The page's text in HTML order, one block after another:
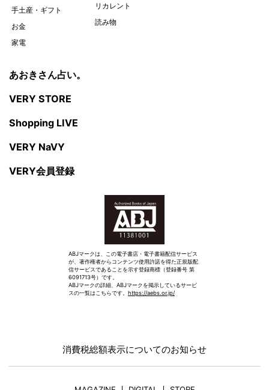
手土産・ギフト
お金
家電
リカレント
読み物
あおきさん占い。
VERY STORE
Shopping LIVE
VERY NaVY
VERY会員登録
ABJマークは、この電子書店・電子書籍配信サービス
が、著作権者からコンテンツ使用許諾を得た正規版配
信サービスであることを示す登録商標（登録番号 第
6091713号）です。
ABJマークの詳細、ABJマークを掲示しているサービ
スの一覧はこちらです。 https://aebs.or.jp/
消費税総額表示についてのお知らせ